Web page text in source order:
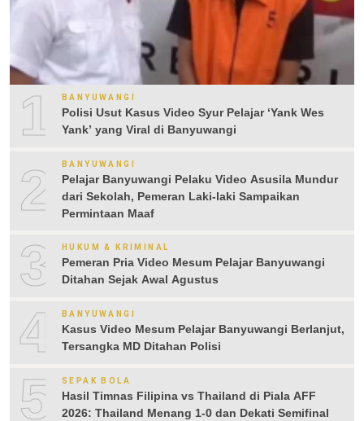
1 BANYUWANGI
Polisi Usut Kasus Video Syur Pelajar ‘Yank Wes
Yank’ yang Viral di Banyuwangi
2 BANYUWANGI
Pelajar Banyuwangi Pelaku Video Asusila Mundur
dari Sekolah, Pemeran Laki-laki Sampaikan
Permintaan Maaf
3 HUKUM & KRIMINAL
Pemeran Pria Video Mesum Pelajar Banyuwangi
Ditahan Sejak Awal Agustus
4 BANYUWANGI
Kasus Video Mesum Pelajar Banyuwangi Berlanjut,
Tersangka MD Ditahan Polisi
5 SEPAK BOLA
Hasil Timnas Filipina vs Thailand di Piala AFF
2026: Thailand Menang 1-0 dan Dekati Semifinal